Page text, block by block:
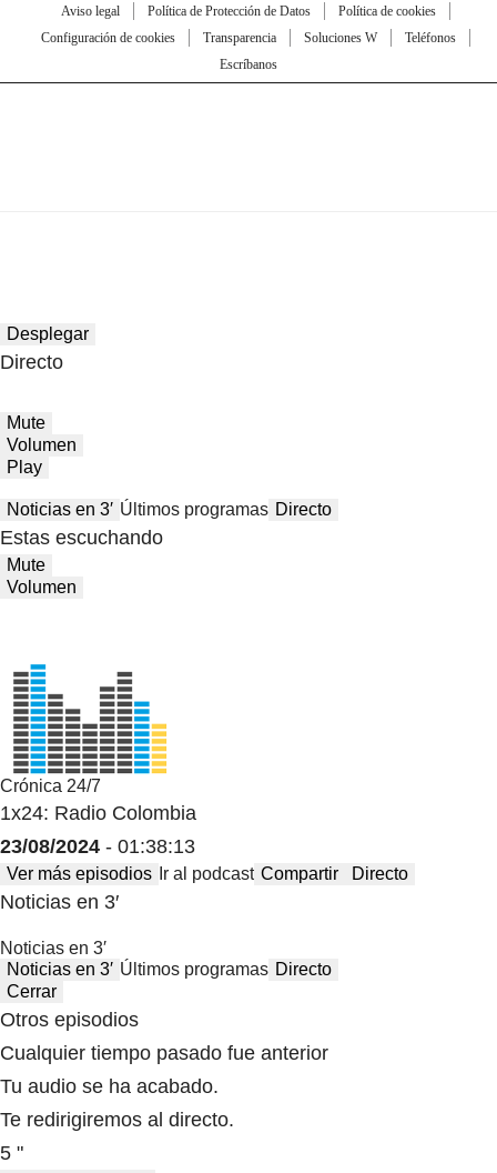
Aviso legal Política de Protección de Datos
Política de cookies
Configuración de cookies
Transparencia Soluciones W
Teléfonos
Escríbanos
Desplegar
Directo
Mute
Volumen
Play
Noticias en 3′ Últimos programas Directo
Estas escuchando
Mute
Volumen
Crónica 24/7
1x24: Radio Colombia
23/08/2024 - 01:38:13
Ver más episodios Ir al podcast Compartir Directo
Noticias en 3′
Noticias en 3′
Noticias en 3′ Últimos programas Directo
Cerrar
Otros episodios
Cualquier tiempo pasado fue anterior
Tu audio se ha acabado.
Te redirigiremos al directo.
5 "